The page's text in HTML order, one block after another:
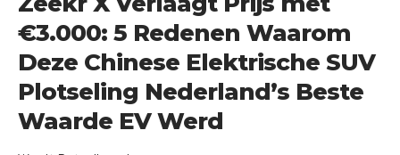
€3.000: 5 Redenen Waarom
Deze Chinese Elektrische SUV
Plotseling Nederland’s Beste
Waarde EV Werd